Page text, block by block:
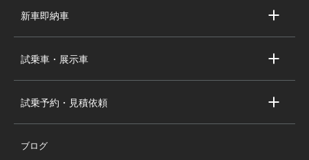
新車即納車
シボレー新車即納車
試乗車・展示車
シボレー試乗車・展示車
試乗予約・見積依頼
試乗予約
ブログ